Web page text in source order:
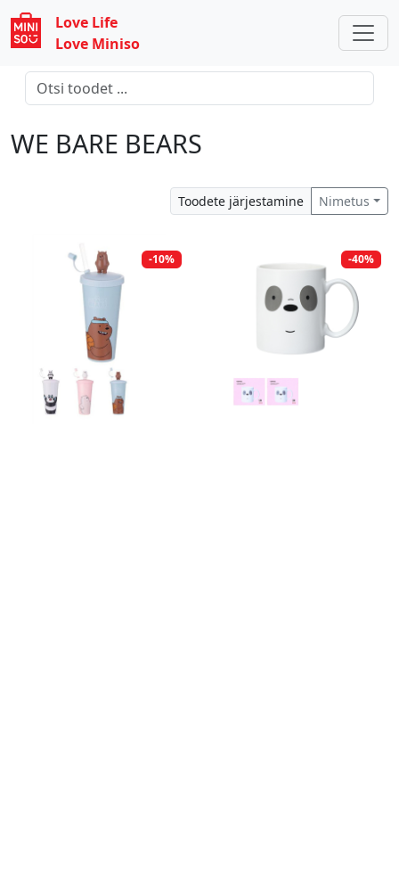
Love Life
Love Miniso
WE BARE BEARS
Toodete järjestamine Nimetus
-10% -40%